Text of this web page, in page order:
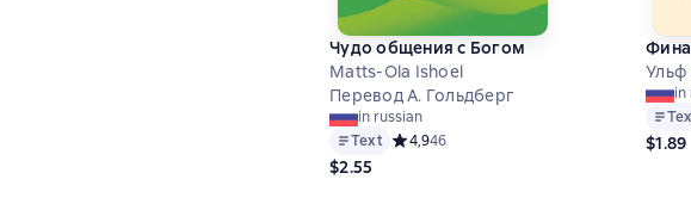
Чудо общения с Богом
Matts-Ola Ishoel
Перевод А. Гольдберг
in russian
Text Средний рейтинг 4,9 на основе 46 оценок
4,946
$2.55
Ульф
in
$1.89